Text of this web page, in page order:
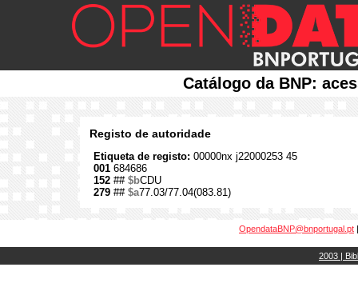
Catálogo da BNP:
Registo de autoridade
Etiqueta de registo: 00000nx j22000253 45
001 684686
152 ## $bCDU
279 ## $a77.03/77.04(083.81)
OpendataBNP@bnportugal.pt
2003 |